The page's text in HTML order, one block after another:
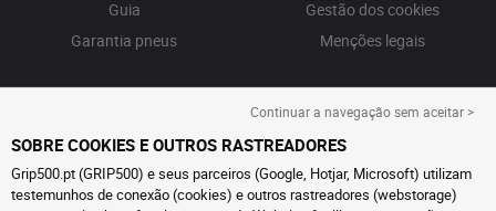
Guia
Garantia pneus
Gestão dos cookies
Menções legais
Continuar a navegação sem aceitar >
SOBRE COOKIES E OUTROS RASTREADORES
Grip500.pt (GRIP500) e seus parceiros (Google, Hotjar, Microsoft) utilizam
testemunhos de conexão (cookies) e outros rastreadores (webstorage)